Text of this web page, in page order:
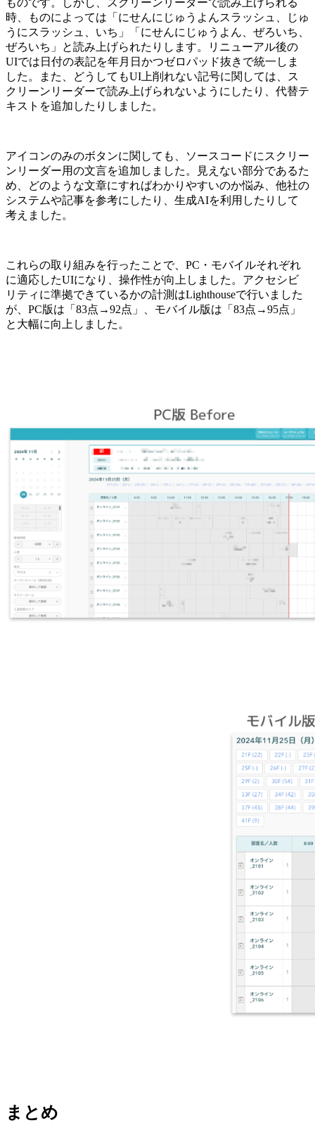
ものです。しかし、スクリーンリーダーで読み上げられる
時、ものによっては「にせんにじゅうよんスラッシュ、じゅ
うにスラッシュ、いち」「にせんにじゅうよん、ぜろいち、
ぜろいち」と読み上げられたりします。リニューアル後の
UIでは日付の表記を年月日かつゼロパッド抜きで統一しま
した。また、どうしてもUI上削れない記号に関しては、ス
クリーンリーダーで読み上げられないようにしたり、代替テ
キストを追加したりしました。
アイコンのみのボタンに関しても、ソースコードにスクリー
ンリーダー用の文言を追加しました。見えない部分であるた
め、どのような文章にすればわかりやすいのか悩み、他社の
システムや記事を参考にしたり、生成AIを利用したりして
考えました。
これらの取り組みを行ったことで、PC・モバイルそれぞれ
に適応したUIになり、操作性が向上しました。アクセシビ
リティに準拠できているかの計測はLighthouseで行いました
が、PC版は「83点→92点」、モバイル版は「83点→95点」
と大幅に向上しました。
まとめ